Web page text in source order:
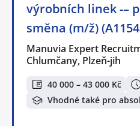
výrobních linek -–
směna (m/ž)
Manuvia Expert
Chlumčany, Plzeň-jih
40 000 – 43 000 Kč
Vhodné také pro